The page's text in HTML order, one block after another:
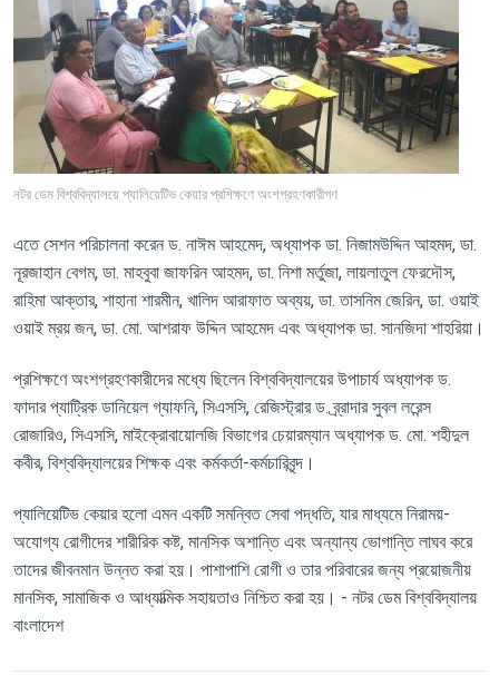
নটর ডেম বিশ্ববিদ্যালয়ে প্যালিয়েটিভ কেয়ার প্রশিক্ষণে অংশগ্রহণকারীগণ
এতে সেশন পরিচালনা করেন ড. নাঈম আহমেদ, অধ্যাপক ডা. নিজামউদ্দিন আহমদ, ডা.
নূরজাহান বেগম, ডা. মাহবুবা জাফরিন আহমদ, ডা. নিশা মর্তুজা, লায়লাতুল ফেরদৌস,
রাহিমা আক্তার, শাহানা শারমীন, খালিদ আরাফাত অব্যয়, ডা.তাসনিম জেরিন, ডা. ওয়াই
ওয়াই ম্রয় জন, ডা. মো. আশরাফ উদ্দিন আহমেদ এবং অধ্যাপক ডা. সানজিদা শাহরিয়া।
প্রশিক্ষণে অংশগ্রহণকারীদের মধ্যে ছিলেন বিশ্ববিদ্যালয়ের উপাচার্য অধ্যাপক ড.
ফাদার প্যাট্রিক ডানিয়েল গ্যাফনি, সিএসসি, রেজিস্ট্রার ড.ব্র্রাদার সুবল লরেন্স
রোজারিও, সিএসসি, মাইক্রোবায়োলজি বিভাগের চেয়ারম্যান অধ্যাপক ড. মো. শহীদুল
কবীর, বিশ্ববিদ্যালয়ের শিক্ষক এবং কর্মকর্তা-কর্মচারিবৃন্দ।
প্যালিয়েটিভ কেয়ার হলো এমন একটি সমন্বিত সেবা পদ্ধতি, যার মাধ্যমে নিরাময়-
অযোগ্য রোগীদের শারীরিক কষ্ট, মানসিক অশান্তি এবং অন্যান্য ভোগান্তি লাঘব করে
তাদের জীবনমান উন্নত করা হয়। পাশাপাশি রোগী ও তার পরিবারের জন্য প্রয়োজনীয়
মানসিক, সামাজিক ও আধ্যাত্মিক সহায়তাও নিশ্চিত করা হয়। - নটর ডেম বিশ্ববিদ্যালয়
বাংলাদেশ